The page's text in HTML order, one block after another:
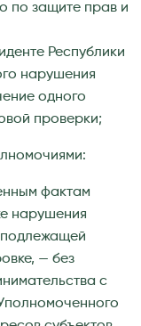
по защите прав и
Республики
нарушения
одного
проверки;
фактам
нарушения
— без
с